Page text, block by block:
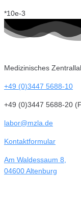
*10e-3
Medizinisches
+49 (0)3447 5688-10
+49 (0)3447 5688-20
labor@mzla.de
Kontaktformular
Am Waldessaum 8,
04600 Altenburg